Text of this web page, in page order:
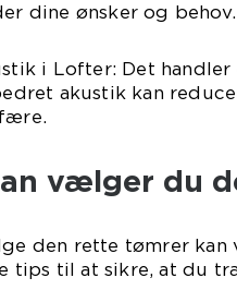
dine ønsker og behov.
i Lofter: Det
akustik kan
vælger du
den rette tømrer kan
tips til at sikre, at du